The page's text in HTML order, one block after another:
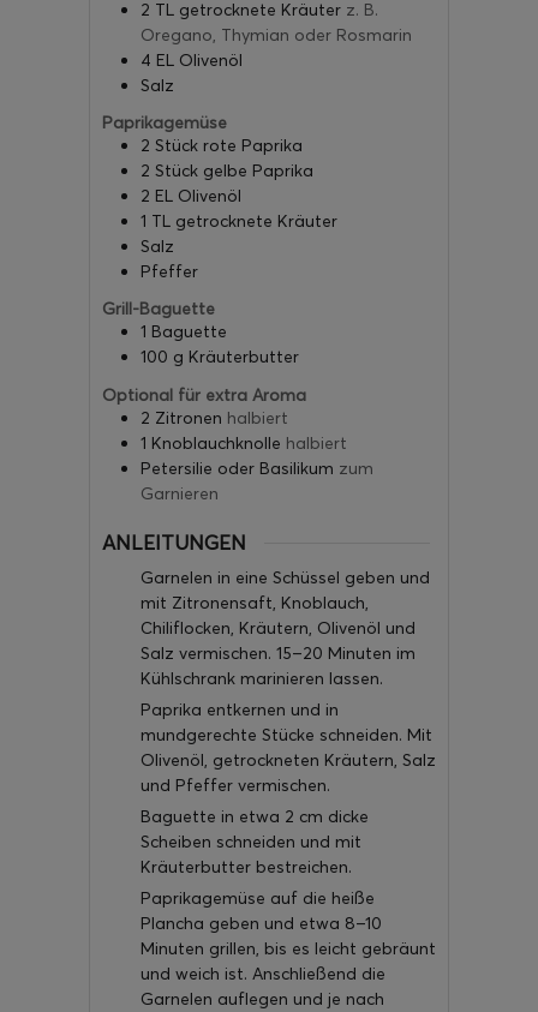
2 TL getrocknete Kräuter z. B.
Oregano, Thymian oder Rosmarin
4 EL Olivenöl
Salz
Paprikagemüse
2 Stück rote Paprika
2 Stück gelbe Paprika
2 EL Olivenöl
1 TL getrocknete Kräuter
Salz
Pfeffer
Grill-Baguette
1 Baguette
100 g Kräuterbutter
Optional für extra Aroma
2 Zitronen halbiert
1 Knoblauchknolle halbiert
Petersilie oder Basilikum zum
Garnieren
ANLEITUNGEN
Garnelen in eine Schüssel geben und
mit Zitronensaft, Knoblauch,
Chiliflocken, Kräutern, Olivenöl und
Salz vermischen. 15–20 Minuten im
Kühlschrank marinieren lassen.
Paprika entkernen und in
mundgerechte Stücke schneiden. Mit
Olivenöl, getrockneten Kräutern, Salz
und Pfeffer vermischen.
Baguette in etwa 2 cm dicke
Scheiben schneiden und mit
Kräuterbutter bestreichen.
Paprikagemüse auf die heiße
Plancha geben und etwa 8–10
Minuten grillen, bis es leicht gebräunt
und weich ist. Anschließend die
Garnelen auflegen und je nach